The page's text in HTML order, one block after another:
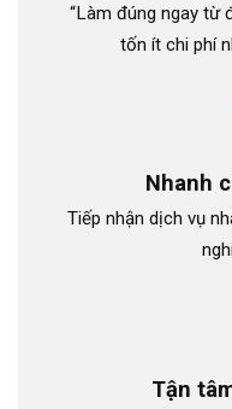
“Làm đúng ngay từ
tốn ít chi phí
Nhanh
Tiếp nhận dịch vụ
Tận